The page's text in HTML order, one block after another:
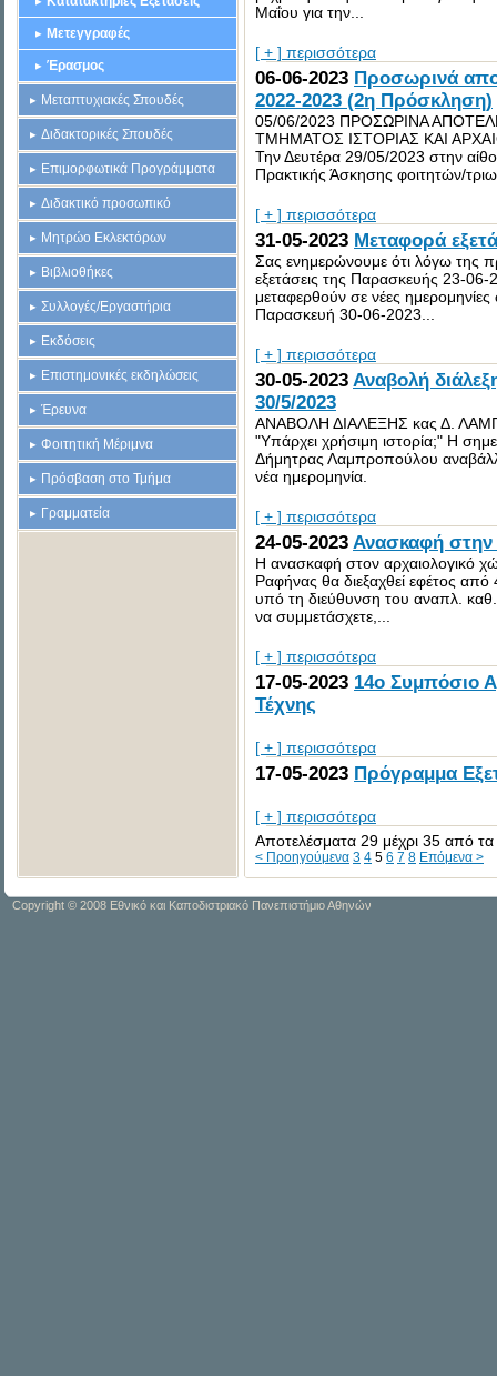
Μετεγγραφές
Έρασμος
Μεταπτυχιακές Σπουδές
Διδακτορικές Σπουδές
Επιμορφωτικά Προγράμματα
Διδακτικό προσωπικό
Μητρώο Εκλεκτόρων
Βιβλιοθήκες
Συλλογές/Εργαστήρια
Εκδόσεις
Επιστημονικές εκδηλώσεις
Έρευνα
Φοιτητική Μέριμνα
Πρόσβαση στο Τμήμα
Γραμματεία
Μαΐου για την...
[ + ] περισσότερα
06-06-2023 Προσωρινά
2022-2023 (2η Πρόσκληση)
05/06/2023 ΠΡΟΣΩΡΙΝΑ
ΤΜΗΜΑΤΟΣ ΙΣΤΟΡΙΑΣ ΚΑΙ
Την Δευτέρα 29/05/2023 στην
Πρακτικής Άσκησης φοιτητών/
[ + ] περισσότερα
31-05-2023 Μεταφορά
Σας ενημερώνουμε ότι λόγω της
εξετάσεις της Παρασκευής 23-
μεταφερθούν σε νέες
Παρασκευή 30-06-2023...
[ + ] περισσότερα
30-05-2023 Αναβολή
30/5/2023
ΑΝΑΒΟΛΗ ΔΙΑΛΕΞΗΣ κας Δ.
"Υπάρχει χρήσιμη ιστορία;" Η
Δήμητρας Λαμπροπούλου
νέα ημερομηνία.
[ + ] περισσότερα
24-05-2023 Ανασκαφή
Η ανασκαφή στον αρχαιολογικό
Ραφήνας θα διεξαχθεί εφέτος
υπό τη διεύθυνση του αναπλ.
να συμμετάσχετε,...
[ + ] περισσότερα
17-05-2023 14ο Συμπόσιο
Τέχνης
[ + ] περισσότερα
17-05-2023 Πρόγραμμα
[ + ] περισσότερα
Αποτελέσματα 29 μέχρι 35 από
< Προηγούμενα 3 4 5 6 7 8 Επόμενα >
Copyright © 2008 Εθνικό και Καποδιστριακό Πανεπιστήμιο Αθηνών